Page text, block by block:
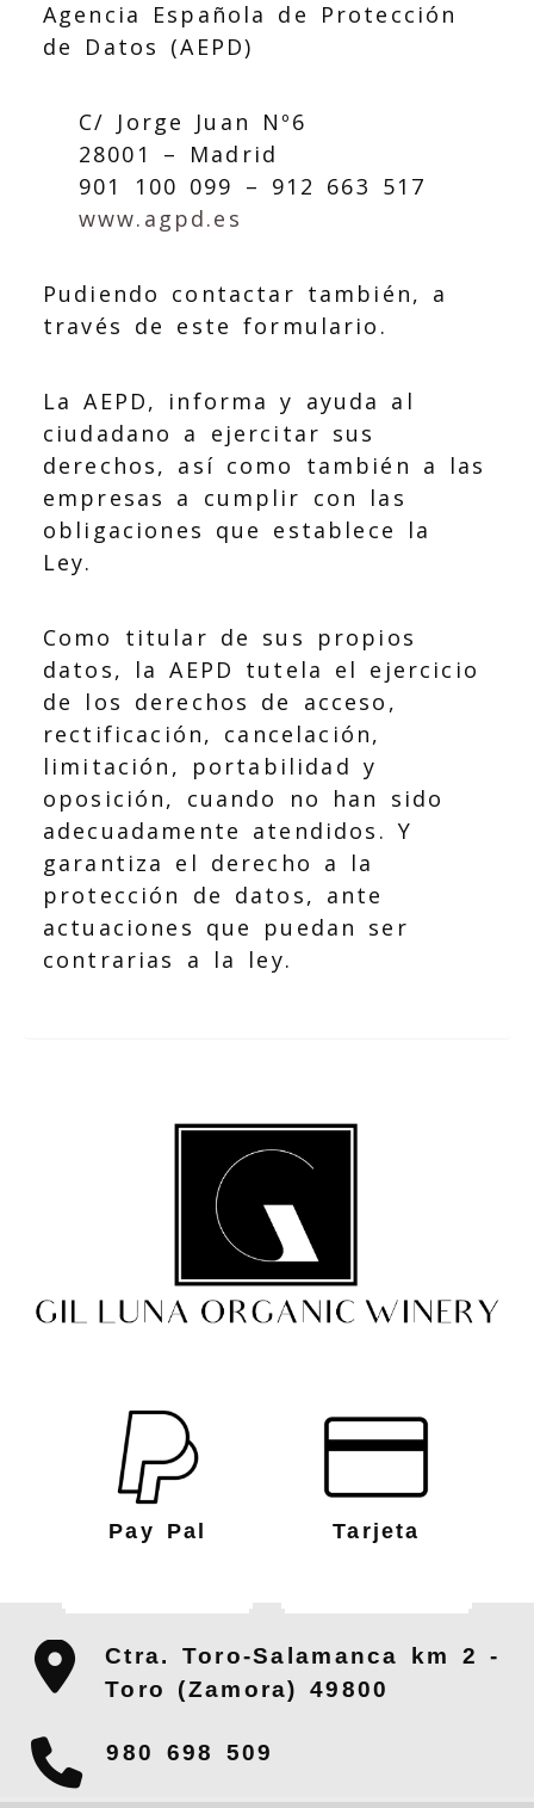
Agencia Española de Protección
de Datos (AEPD)
C/ Jorge Juan Nº6
28001 – Madrid
901 100 099 – 912 663 517
www.agpd.es
Pudiendo contactar también, a
través de este formulario.
La AEPD, informa y ayuda al
ciudadano a ejercitar sus
derechos, así como también a las
empresas a cumplir con las
obligaciones que establece la
Ley.
Como titular de sus propios
datos, la AEPD tutela el ejercicio
de los derechos de acceso,
rectificación, cancelación,
limitación, portabilidad y
oposición, cuando no han sido
adecuadamente atendidos. Y
garantiza el derecho a la
protección de datos, ante
actuaciones que puedan ser
contrarias a la ley.
Pay Pal Tarjeta
Ctra. Toro-Salamanca km 2 -
Toro (Zamora) 49800
980 698 509